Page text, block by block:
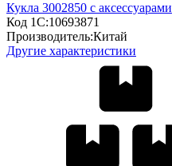
Кукла 3002850 с аксессуарами
Код 1С:10693871
Производитель:Китай
Другие характеристики